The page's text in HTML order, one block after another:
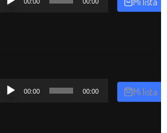
Reproductor
00:00 00:00 Mi lista